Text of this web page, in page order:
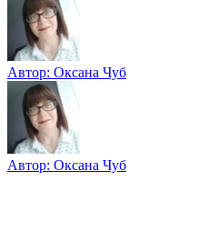
Автор: Оксана Чуб
Автор: Оксана Чуб